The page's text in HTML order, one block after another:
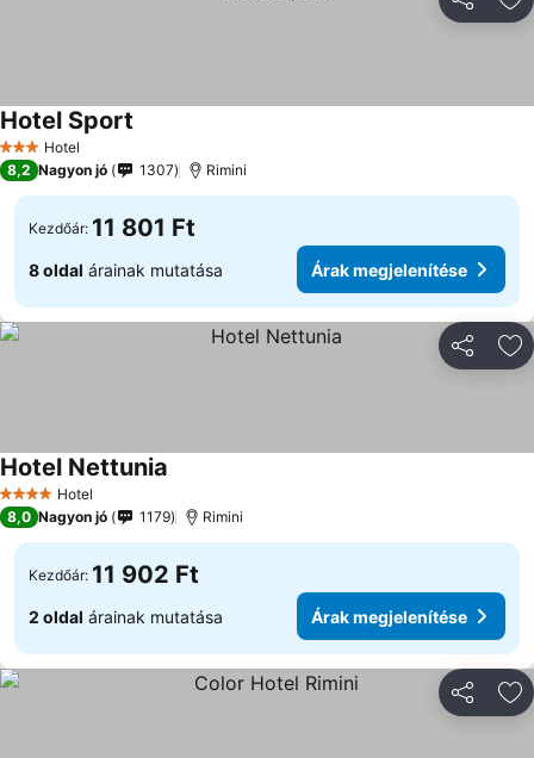
3 Kategória
Hotel
Hotel Sport
8,2 Nagyon jó 1307 Rimini
Kezdőár: 11 801 Ft
8 oldal árainak mutatása Árak megjelenítése
4 KategóriaHotel
Hotel Nettunia
8,0 Nagyon jó 1179 Rimini
Kezdőár: 11 902 Ft
2 oldal árainak mutatása Árak megjelenítése